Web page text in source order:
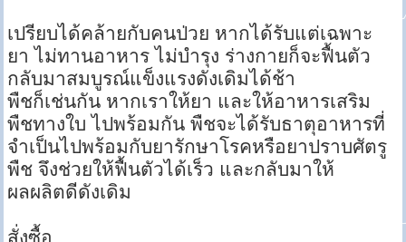
เปรียบได้คล้ายกับคนป่วย หากได้รับแต่เฉพาะ
ยา ไม่ทานอาหาร ไม่บำรุง ร่างกายก็จะฟื้นตัว
กลับมาสมบูรณ์แข็งแรงดังเดิมได้ช้า
พืชก็เช่นกัน หากเราให้ยา และให้อาหารเสริม
พืชทางใบ ไปพร้อมกัน พืชจะได้รับธาตุอาหารที่
จำเป็นไปพร้อมกับยารักษาโรคหรือยาปราบศัตรู
พืช จึงช่วยให้ฟื้นตัวได้เร็ว และกลับมาให้
ผลผลิตดีดังเดิม
สั่งซื้อ